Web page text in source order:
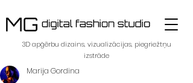
3D apģērbu dizains, vizualizācijas, piegriežtņu
izstrāde
Marija Gordina